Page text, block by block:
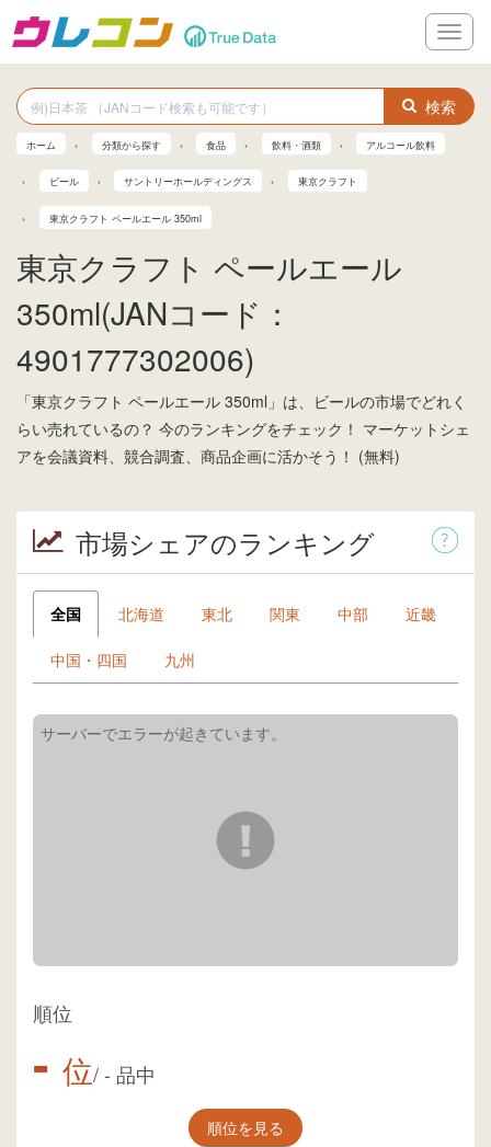
メ
ニ
ー
検索
ホーム 分類から探す 食品 飲料・酒類 アルコール飲料
ビール サントリーホールディングス 東京クラフト
東京クラフト ペールエール 350ml
東京クラフト ペールエール
350ml(JANコード：
4901777302006)
「東京クラフト ペールエール 350ml」は、ビールの市場でどれく
らい売れているの？ 今のランキングをチェック！ マーケットシェ
アを会議資料、競合調査、商品企画に活かそう！ (無料)
市場シェアのランキング
全国 北海道 東北 関東 中部 近畿
中国・四国 九州
順位
- 位/- 品中
順位を見る